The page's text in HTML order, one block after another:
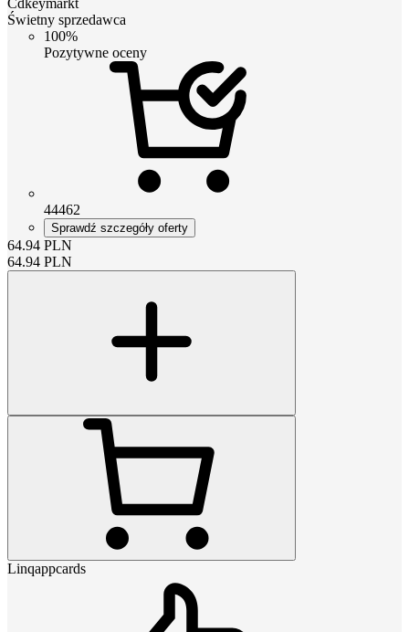
Świetny sprzedawca
100%
Pozytywne oceny
44462
Sprawdź szczegóły oferty
64.94 PLN
64.94 PLN
Linqappcards